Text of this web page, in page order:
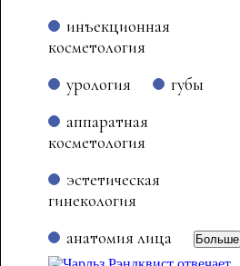
инъекционная
косметология
урология
губы
аппаратная
косметология
эстетическая
гинекология
анатомия лица
Больше